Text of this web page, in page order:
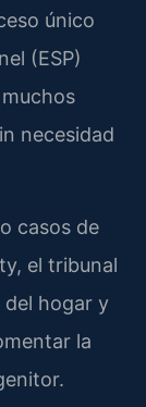
único
(ESP)
necesidad
casos de
el tribunal
del hogar y
la